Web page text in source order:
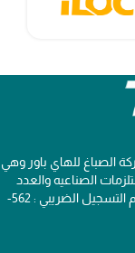
الصباغ للهاي باور وهي
الصناعيه والعدد
والادوات ومستلزمات تحسين المنازل والسيارات | رقم التسجيل الضريبي : 562-